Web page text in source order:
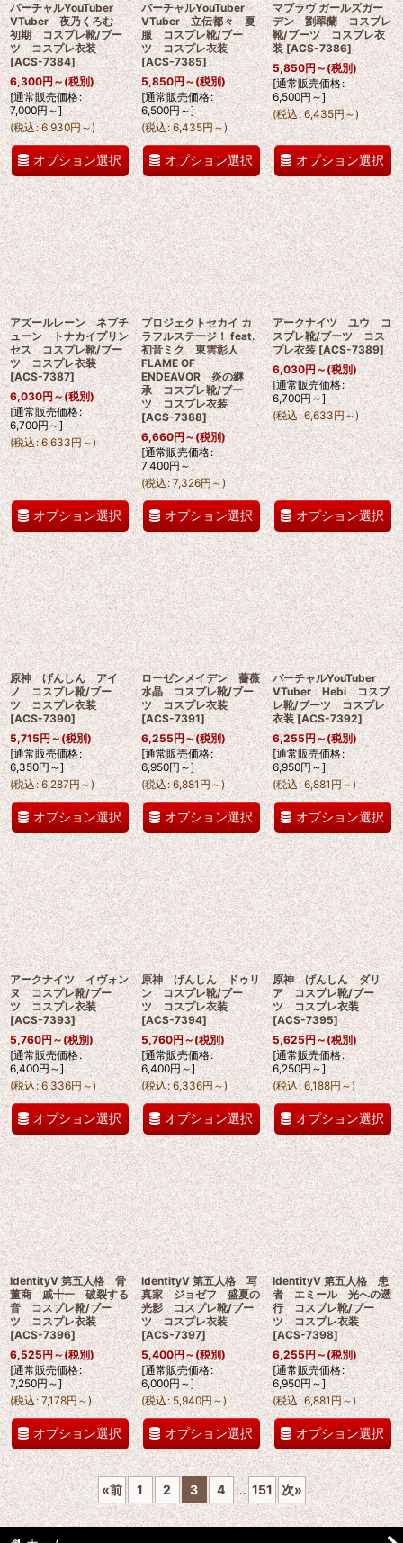
バーチャルYouTuber
VTuber 夜乃くろむ
初期 コスプレ靴/ブー
ツ コスプレ衣装
[ACS-7384]
6,300円～(税別)
[通常販売価格:
7,000円～]
(税込: 6,930円～)
オプション選択
バーチャルYouTuber
VTuber 立伝都々 夏
服 コスプレ靴/ブー
ツ コスプレ衣装
[ACS-7385]
5,850円～(税別)
[通常販売価格:
6,500円～]
(税込: 6,435円～)
オプション選択
マブラヴ ガールズガー
デン 劉翠蘭 コスプレ
靴/ブーツ コスプレ衣
装 [ACS-7386]
5,850円～(税別)
[通常販売価格:
6,500円～]
(税込: 6,435円～)
オプション選択
アズールレーン ネプチ
ューン トナカイプリン
セス コスプレ靴/ブー
ツ コスプレ衣装
[ACS-7387]
6,030円～(税別)
[通常販売価格:
6,700円～]
(税込: 6,633円～)
オプション選択
プロジェクトセカイ カ
ラフルステージ！ feat.
初音ミク 東雲彰人
FLAME OF
ENDEAVOR 炎の継
承 コスプレ靴/ブー
ツ コスプレ衣装
[ACS-7388]
6,660円～(税別)
[通常販売価格:
7,400円～]
(税込: 7,326円～)
オプション選択
アークナイツ ユウ コ
スプレ靴/ブーツ コス
プレ衣装 [ACS-7389]
6,030円～(税別)
[通常販売価格:
6,700円～]
(税込: 6,633円～)
オプション選択
原神 げんしん アイ
ノ コスプレ靴/ブー
ツ コスプレ衣装
[ACS-7390]
5,715円～(税別)
[通常販売価格:
6,350円～]
(税込: 6,287円～)
オプション選択
ローゼンメイデン 薔薇
水晶 コスプレ靴/ブー
ツ コスプレ衣装
[ACS-7391]
6,255円～(税別)
[通常販売価格:
6,950円～]
(税込: 6,881円～)
オプション選択
バーチャルYouTuber
VTuber Hebi コスプ
レ靴/ブーツ コスプレ
衣装 [ACS-7392]
6,255円～(税別)
[通常販売価格:
6,950円～]
(税込 : 6,881円～)
オプション選択
アークナイツ イヴォン
ヌ コスプレ靴/ブー
ツ コスプレ衣装
[ACS-7393]
5,760円～(税別)
[通常販売価格:
6,400円～]
(税込: 6,336円 ～)
オプション選択
原神 げんしん ドゥリ
ン コスプレ靴/ブー
ツ コスプレ衣装
[ACS-7394]
5,760円 ～(税別)
[通常販売価格:
6,400円～]
(税込: 6,336円～)
オプション選択
原神 げんしん ダリ
ア コスプレ靴/ブー
ツ コスプレ衣装
[ACS-7395]
5,625円～(税別)
[通常販売価格:
6,250円～]
(税込: 6,188円～)
オプション選択
IdentityV 第五人格 骨
董商 戚十一 破裂する
音 コスプレ靴/ブー
ツ コスプレ衣装
[ACS-7396]
6,525円～(税別)
[通常販売価格:
7,250円～]
(税込: 7,178円～)
オプション選択
IdentityV 第五人格 写
真家 ジョゼフ 盛夏の
光影 コスプレ靴/ブー
ツ コスプレ衣装
[ACS-7397]
5,400円～(税別)
[通常販売価格:
6,000円～]
(税込: 5,940円～)
オプション選択
IdentityV 第五人格 患
者 エミール 光への遡
行 コスプレ靴/ブー
ツ コスプレ衣装
[ACS-7398]
6,255円～(税別)
[通常販売価格:
6,950円～]
(税込: 6,881円～)
オプション選択
«前 1 2 3 4 ... 151 次»